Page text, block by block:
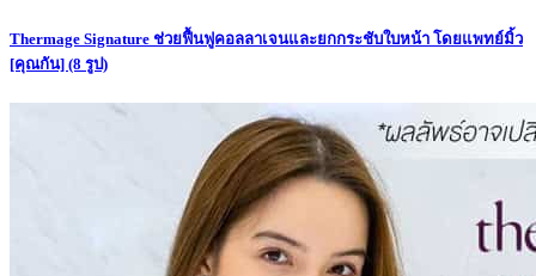
Thermage Signature ช่วยฟื้นฟูคอลลาเจนและยกกระชับใบหน้า โดยแพทย์มิ้ว
[คุณกัน] (8 รูป)